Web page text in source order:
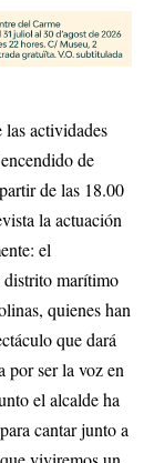
las actividades
de
de las 18.00
la actuación
el
distrito marítimo
quienes han
que dará
por ser la voz en
el alcalde ha
cantar junto a